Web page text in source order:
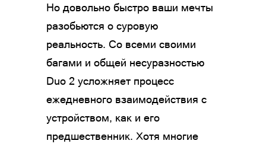
Но довольно быстро ваши мечты
разобьются о суровую
реальность. Со всеми своими
багами и общей несуразностью
Duo 2 усложняет процесс
ежедневного взаимодействия с
устройством, как и его
предшественник. Хотя многие